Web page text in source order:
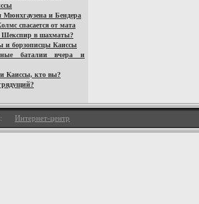
Мюнхгаузена и Бендера
спасается от мата
в шахматы?
и борзописцы Каиссы
баталии вчера и
Каиссы, кто вы?
Интернет-центр